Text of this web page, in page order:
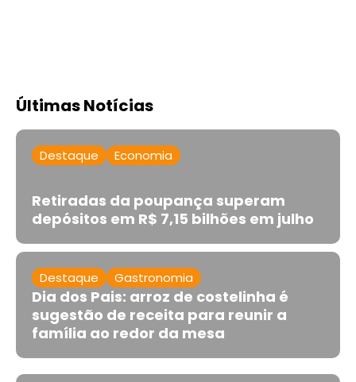
Últimas Notícias
Destaque Economia
Retiradas da poupança superam
depósitos em R$ 7,15 bilhões em julho
Destaque Gastronomia
Dia dos Pais: arroz de costelinha é
sugestão de receita para reunir a
família ao redor da mesa